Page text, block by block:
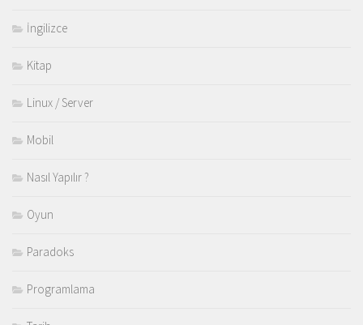
İngilizce
Kitap
Linux / Server
Mobil
Nasıl Yapılır ?
Oyun
Paradoks
Programlama